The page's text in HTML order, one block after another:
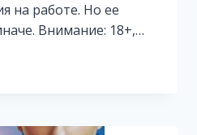
на работе. Но ее
Внимание: 18+,…